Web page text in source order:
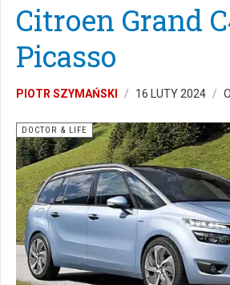
Citroen Grand
Picasso
PIOTR SZYMAŃSKI 16 LUTY 2024
DOCTOR & LIFE